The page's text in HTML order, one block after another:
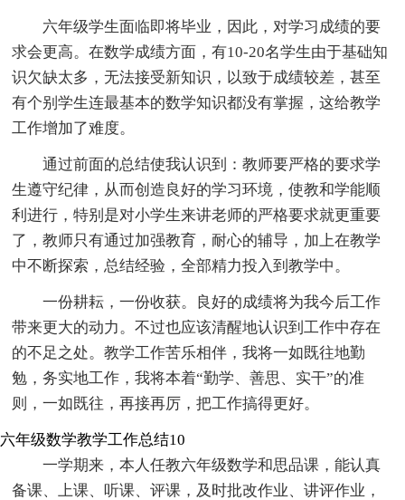
六年级学生面临即将毕业，因此，对学习成绩的要
求会更高。在数学成绩方面，有10-20名学生由于基础知
识欠缺太多，无法接受新知识，以致于成绩较差，甚至
有个别学生连最基本的数学知识都没有掌握，这给教学
工作增加了难度。
通过前面的总结使我认识到：教师要严格的要求学
生遵守纪律，从而创造良好的学习环境，使教和学能顺
利进行，特别是对小学生来讲老师的严格要求就更重要
了，教师只有通过加强教育，耐心的辅导，加上在教学
中不断探索，总结经验，全部精力投入到教学中。
一份耕耘，一份收获。良好的成绩将为我今后工作
带来更大的动力。不过也应该清醒地认识到工作中存在
的不足之处。教学工作苦乐相伴，我将一如既往地勤
勉，务实地工作，我将本着“勤学、善思、实干”的准
则，一如既往，再接再厉，把工作搞得更好。
六年级数学教学工作总结10
一学期来，本人任教六年级数学和思品课，能认真
备课、上课、听课、评课，及时批改作业、讲评作业，